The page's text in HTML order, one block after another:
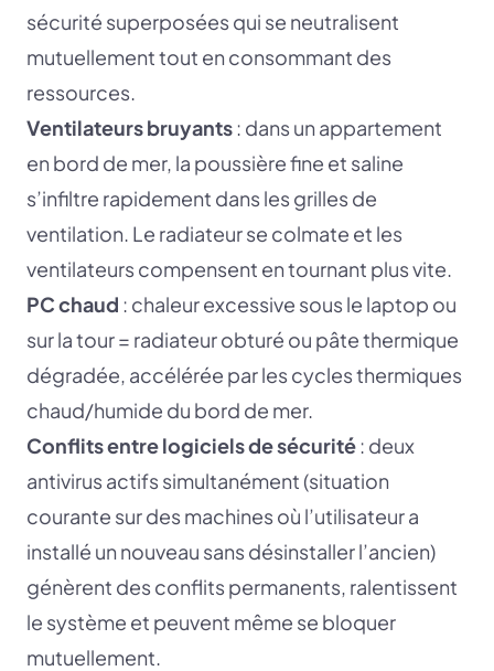
sécurité superposées qui se neutralisent
mutuellement tout en consommant des
ressources.
Ventilateurs bruyants: dans un appartement
en bord de mer, la poussière fine et saline
s’infiltre rapidement dans les grilles de
ventilation. Le radiateur se colmate et les
ventilateurs compensent en tournant plus vite.
PC chaud : chaleur excessive sous le laptop ou
sur la tour = radiateur obturé ou pâte thermique
dégradée, accélérée par les cycles thermiques
chaud/humide du bord de mer.
Conflits entre logiciels de sécurité: deux
antivirus actifs simultanément (situation
courante sur des machines où l’utilisateur a
installé un nouveau sans désinstaller l’ancien)
génèrent des conflits permanents, ralentissent
le système et peuvent même se bloquer
mutuellement.